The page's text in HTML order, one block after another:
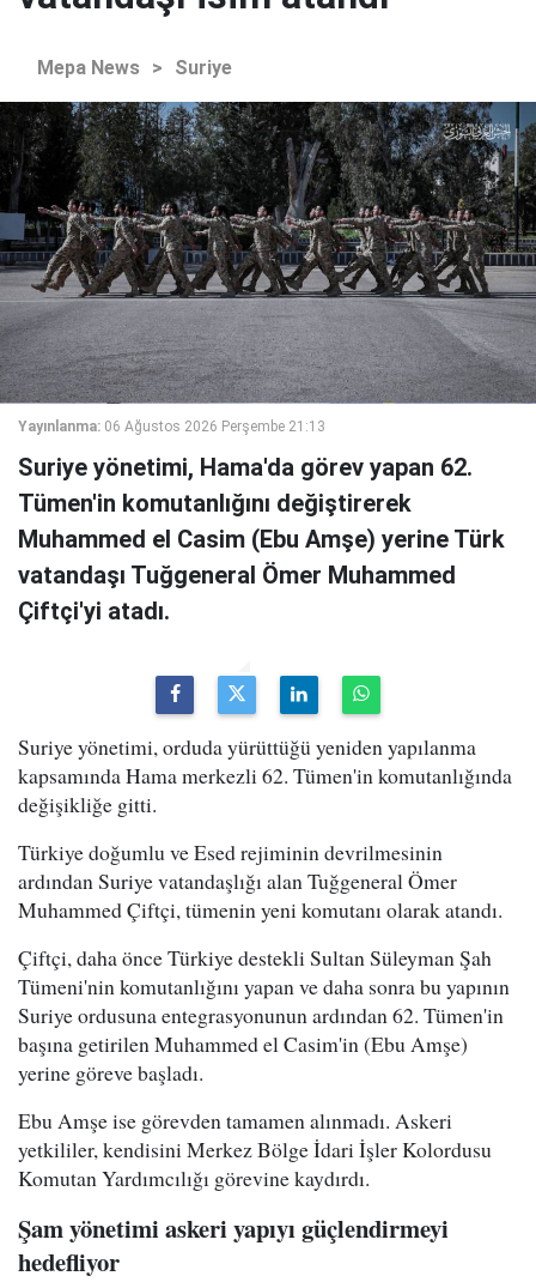
Mepa News > Suriye
Yayınlanma: 06 Ağustos 2026 Perşembe 21:13
Suriye yönetimi, Hama'da görev yapan 62.
Tümen'in komutanlığını değiştirerek
Muhammed el Casim (Ebu Amşe) yerine Türk
vatandaşı Tuğgeneral Ömer Muhammed
Çiftçi'yi atadı.
Suriye yönetimi, orduda yürüttüğü yeniden yapılanma
kapsamında Hama merkezli 62. Tümen'in komutanlığında
değişikliğe gitti.
Türkiye doğumlu ve Esed rejiminin devrilmesinin
ardından Suriye vatandaşlığı alan Tuğgeneral Ömer
Muhammed Çiftçi, tümenin yeni komutanı olarak atandı.
Çiftçi, daha önce Türkiye destekli Sultan Süleyman Şah
Tümeni'nin komutanlığını yapan ve daha sonra bu yapının
Suriye ordusuna entegrasyonunun ardından 62. Tümen'in
başına getirilen Muhammed el Casim'in (Ebu Amşe)
yerine göreve başladı.
Ebu Amşe ise görevden tamamen alınmadı. Askeri
yetkililer, kendisini Merkez Bölge İdari İşler Kolordusu
Komutan Yardımcılığı görevine kaydırdı.
Şam yönetimi askeri yapıyı güçlendirmeyi
hedefliyor